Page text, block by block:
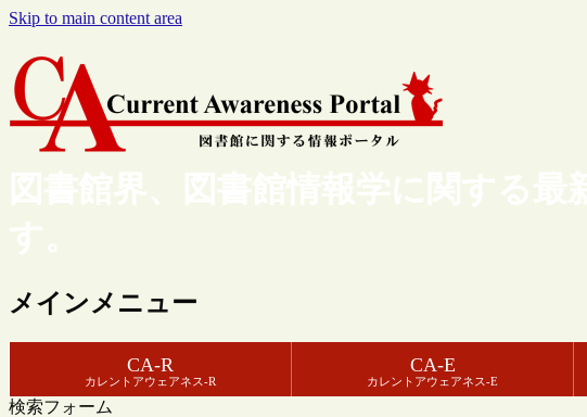
Skip to main content area
図書館界、図書館情報学に関する
す。
メインメニュー
CA-R
カレントアウェアネス-R
CA-E
カレントアウェアネス-E
検索フォーム